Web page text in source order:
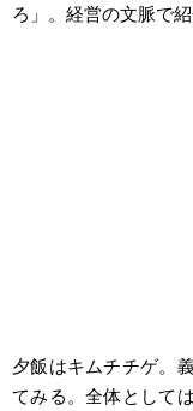
ろ」。経営の文脈で
夕飯はキムチチゲ。
てみる。全体として